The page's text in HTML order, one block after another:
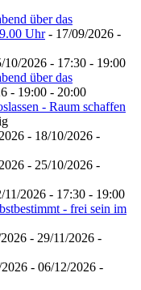
über das
Uhr- 17/09/2026 -
10/2026 - 17:30 - 19:00
über das
- 19:00 - 20:00
- Raum schaffen
- 18/10/2026 -
- 25/10/2026 -
11/2026 - 17:30 - 19:00
- frei sein im
- 29/11/2026 -
- 06/12/2026 -